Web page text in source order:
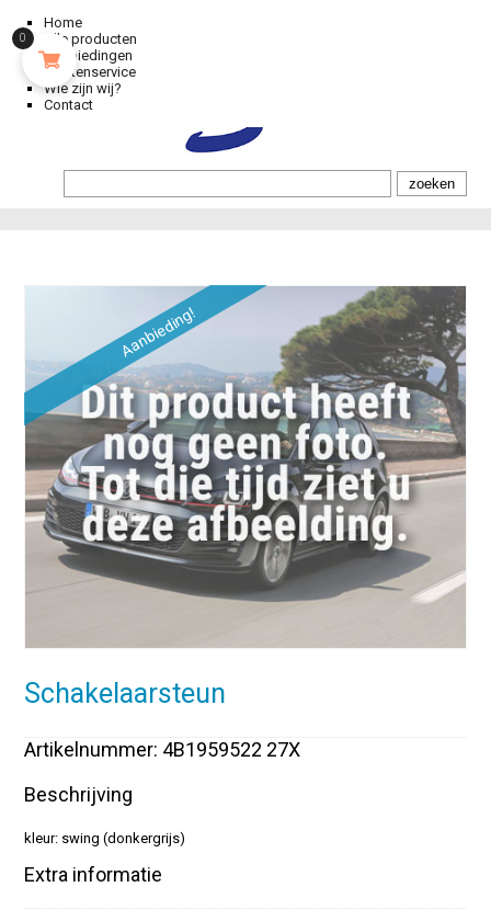
Home
Alle producten
Aanbiedingen
Klantenservice
Wie zijn wij?
Contact
Aanbieding!
Schakelaarsteun
Artikelnummer: 4B1959522 27X
Beschrijving
kleur: swing (donkergrijs)
Extra informatie
0